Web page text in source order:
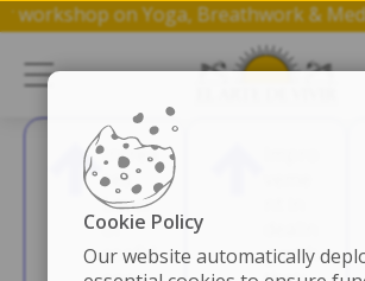
1 hr workshop on Yoga,
Increa
ses
Level
of
confid
g with
Cookie Policy
Our website automatically